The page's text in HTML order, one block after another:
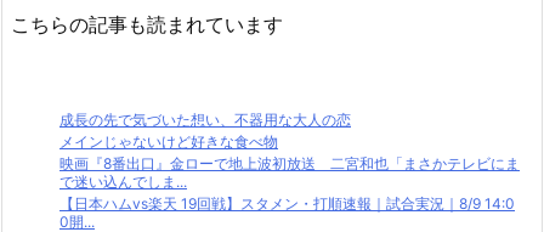
こちらの記事も読まれています
成長の先で気づいた想い、不器用な大人の恋
メインじゃないけど好きな食べ物
映画『8番出口』金ローで地上波初放送 二宮和也「まさかテレビにま
で迷い込んでしま...
【日本ハムvs楽天 19回戦】スタメン・打順速報｜試合実況｜8/9 14:0
0開...